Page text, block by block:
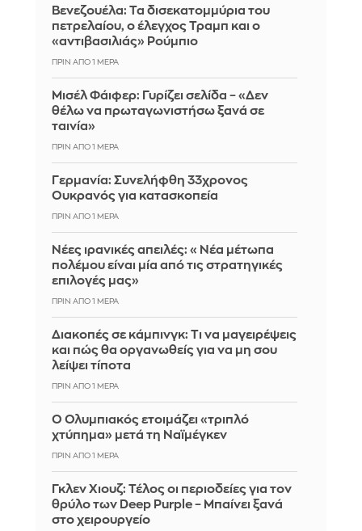
Βενεζουέλα: Τα δισεκατομμύρια του
πετρελαίου, ο έλεγχος Τραμπ και ο
«αντιβασιλιάς» Ρούμπιο
ΠΡΙΝ ΑΠΌ 1 ΜΈΡΑ
Μισέλ Φάιφερ: Γυρίζει σελίδα – «Δεν
θέλω να πρωταγωνιστήσω ξανά σε
ταινία»
ΠΡΙΝ ΑΠΌ 1 ΜΈΡΑ
Γερμανία: Συνελήφθη 33χρονος
Ουκρανός για κατασκοπεία
ΠΡΙΝ ΑΠΌ 1 ΜΈΡΑ
Νέες ιρανικές απειλές: «Νέα μέτωπα
πολέμου είναι μία από τις στρατηγικές
επιλογές μας»
ΠΡΙΝ ΑΠΌ 1 ΜΈΡΑ
Διακοπές σε κάμπινγκ: Τι να μαγειρέψεις
και πώς θα οργανωθείς για να μη σου
λείψει τίποτα
ΠΡΙΝ ΑΠΌ 1 ΜΈΡΑ
Ο Ολυμπιακός ετοιμάζει «τριπλό
χτύπημα» μετά τη Ναϊμέγκεν
ΠΡΙΝ ΑΠΌ 1 ΜΈΡΑ
Γκλεν Χιουζ: Τέλος οι περιοδείες για τον
θρύλο των Deep Purple – Μπαίνει ξανά
στο χειρουργείο